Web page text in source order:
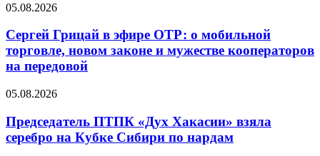
05.08.2026
Сергей Грицай в эфире ОТР: о мобильной
торговле, новом законе и мужестве кооператоров
на передовой
05.08.2026
Председатель ПТПК «Дух Хакасии» взяла
серебро на Кубке Сибири по нардам